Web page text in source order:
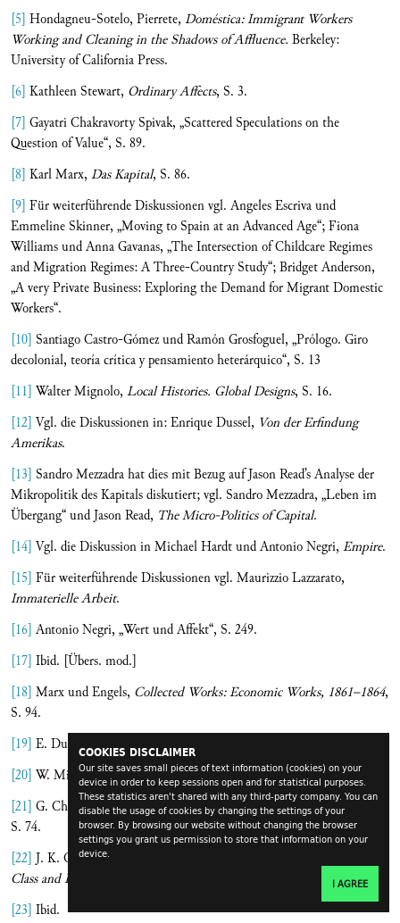
COOKIES DISCLAIMER
Our site saves small pieces of text information (cookies) on your
device in order to keep sessions open and for statistical purposes.
These statistics aren't shared with any third-party company. You can
disable the usage of cookies by changing the settings of your
browser. By browsing our website without changing the browser
settings you grant us permission to store that information on your
device.
I AGREE
[5] Hondagneu-Sotelo, Pierrete, Doméstica: Immigrant Workers
Working and Cleaning in the Shadows of Affluence. Berkeley:
University of California Press.
[6] Kathleen Stewart, Ordinary Affects, S. 3.
[7] Gayatri Chakravorty Spivak, „Scattered Speculations on the
Question of Value“, S. 89.
[8] Karl Marx, Das Kapital, S. 86.
[9] Für weiterführende Diskussionen vgl. Angeles Escriva und
Emmeline Skinner, „Moving to Spain at an Advanced Age“; Fiona
Williams und Anna Gavanas, „The Intersection of Childcare Regimes
and Migration Regimes: A Three-Country Study“; Bridget Anderson,
„A very Private Business: Exploring the Demand for Migrant Domestic
Workers“.
[10] Santiago Castro-Gómez und Ramón Grosfoguel, „Prólogo. Giro
decolonial, teoría crítica y pensamiento heterárquico“, S. 13
[11] Walter Mignolo, Local Histories. Global Designs, S. 16.
[12] Vgl. die Diskussionen in: Enrique Dussel, Von der Erfindung
Amerikas.
[13] Sandro Mezzadra hat dies mit Bezug auf Jason Read’s Analyse der
Mikropolitik des Kapitals diskutiert; vgl. Sandro Mezzadra, „Leben im
Übergang“ und Jason Read, The Micro-Politics of Capital.
[14] Vgl. die Diskussion in Michael Hardt und Antonio Negri, Empire.
[15] Für weiterführende Diskussionen vgl. Maurizzio Lazzarato,
Immaterielle Arbeit.
[16] Antonio Negri, „Wert und Affekt“, S. 249.
[17] Ibid. [Übers. mod.]
[18] Marx und Engels, Collected Works: Economic Works, 1861–1864,
S. 94.
[19] E. Dussel,Von der Erfindung Amerikas
[20] W. Mignolo,Local Histories. Global Designs.
[21] G. Ch. Spivak, „Scattered Speculations on the Question of Value“,
S. 74.
[22]J. K. Gibson-Graham, Stephen Resnick und Richard D. Wolff,
Class and Its „Others“
[23] Ibid.